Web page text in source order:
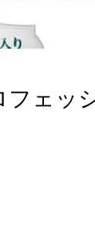
フェッ